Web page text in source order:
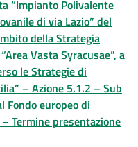
“Impianto Polivalente
di via Lazio” del
della Strategia
Vasta Syracusae”, a
le Strategie di
– Azione 5.1.2 – Sub
Fondo europeo di
Termine presentazione